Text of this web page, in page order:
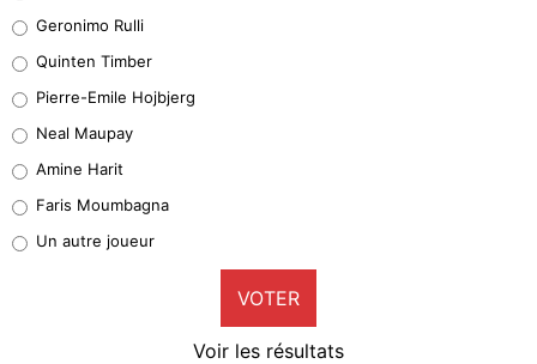
32%
5%
1%
9%
Geronimo Rulli
Quinten Timber
Pierre-Emile Hojbjerg
Neal Maupay
Amine Harit
Faris Moumbagna
Un autre joueur
VOTER
Voir les résultats